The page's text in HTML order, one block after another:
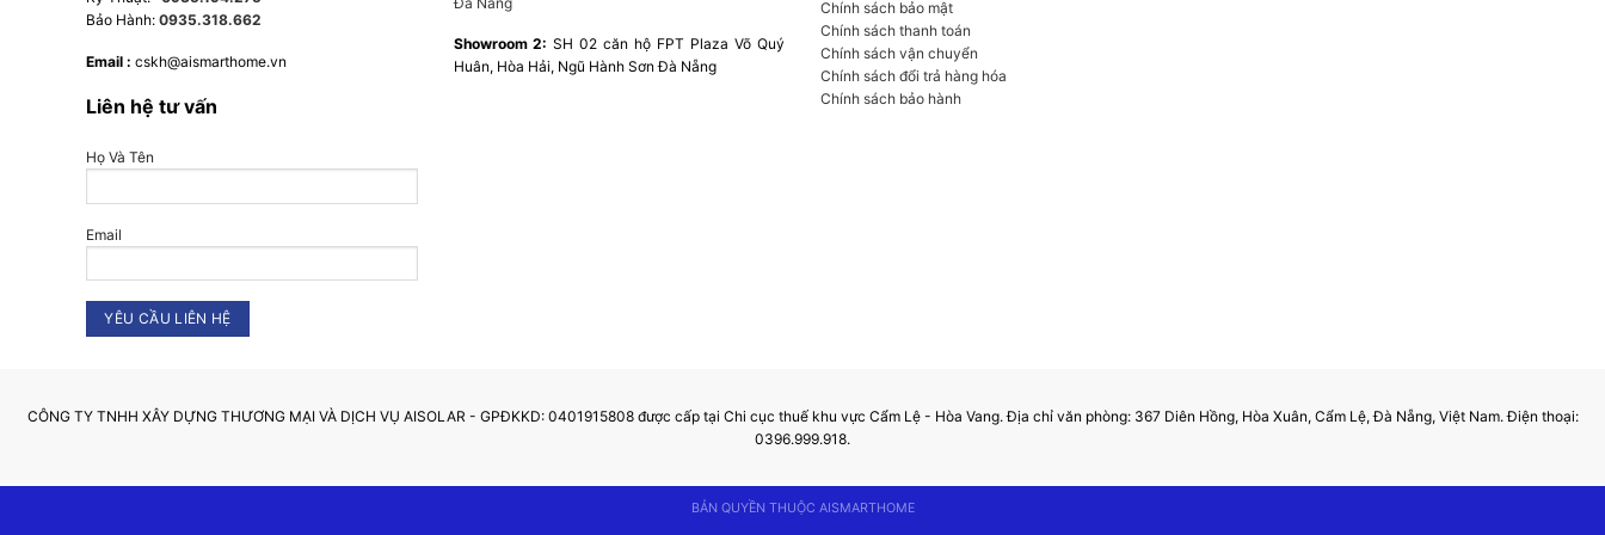
Tên*
Bảo Hành: 0935.318.662
Email : cskh@aismarthome.vn
Liên hệ tư vấn
Họ Và Tên
Email
Showroom 2: SH 02 căn hộ FPT Plaza Võ Quý
Huân, Hòa Hải, Ngũ Hành Sơn Đà Nẵng
Chính sách bảo mật
Chính sách thanh toán
Chính sách vận chuyển
Chính sách đổi trả hàng hóa
Chính sách bảo hành
CÔNG TY TNHH XÂY DỰNG THƯƠNG MẠI VÀ DỊCH VỤ AISOLAR - GPĐKKD: 0401915808 được cấp tại Chi cục thuế khu vực Cẩm Lệ - Hòa Vang. Địa chỉ văn phòng: 367 Diên Hồng, Hòa Xuân, Cẩm Lệ, Đà Nẵng, Việt Nam. Điện thoại:
0396.999.918.
BẢN QUYỀN THUỘC AISMARTHOME